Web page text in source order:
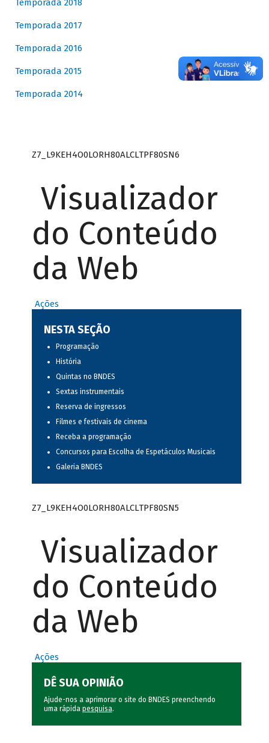
Temporada 2018
Temporada 2017
Temporada 2016
Temporada 2015
Temporada 2014
Z7_L9KEH4O0LORH80ALCLTPF80SN6
Visualizador
do Conteúdo
da Web
Ações
NESTA SEÇÃO
Programação
História
Quintas no BNDES
Sextas instrumentais
Reserva de ingressos
Filmes e festivais de cinema
Receba a programação
Concursos para Escolha de Espetáculos Musicais
Galeria BNDES
Z7_L9KEH4O0LORH80ALCLTPF80SN5
Visualizador
do Conteúdo
da Web
Ações
DÊ SUA OPINIÃO
Ajude-nos a aprimorar o site do BNDES preenchendo
uma rápida pesquisa.